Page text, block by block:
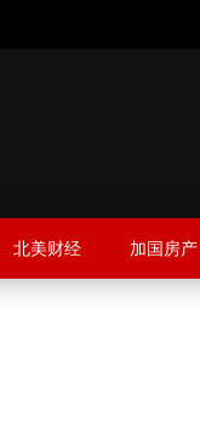
北美财经 加国房产